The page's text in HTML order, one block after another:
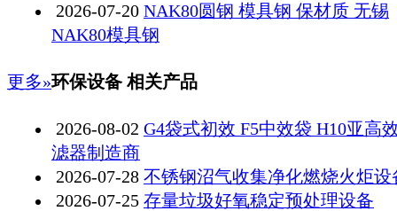
2026-07-20 NAK80圆钢 模具钢 保材质 无锡
NAK80模具钢
更多»环保设备 相关产品
2026-08-02 G4袋式初效 F5中效袋 H10亚高
滤器制造商
2026-07-28 不锈钢沼气收集净化燃烧火炬设
2026-07-25 存量垃圾好氧稳定预处理设备